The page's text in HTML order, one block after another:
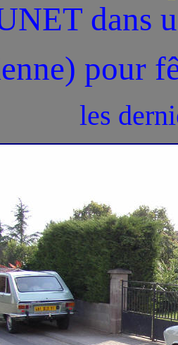
dans
pour
les